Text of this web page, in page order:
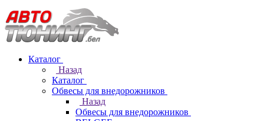
Каталог
Назад
Каталог
Обвесы для внедорожников
Назад
Обвесы для внедорожников